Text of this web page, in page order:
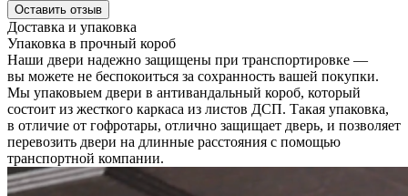
Оставить отзыв
Доставка и упаковка
Упаковка в прочный короб
Наши двери надежно защищены при транспортировке —
вы можете не беспокоиться за сохранность вашей покупки.
Мы упаковыем двери в антивандальный короб, который
состоит из жесткого каркаса из листов ДСП. Такая упаковка,
в отличие от гофротары, отлично защищает дверь, и позволяет
перевозить двери на длинные расстояния с помощью
транспортной компании.